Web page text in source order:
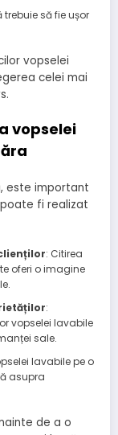
să fie ușor
vopselei
celei mai
vopselei
este important
fi realizat
: Citirea
oferi o imagine
:
vopselei lavabile
sale.
lavabile pe o
asupra
de a o